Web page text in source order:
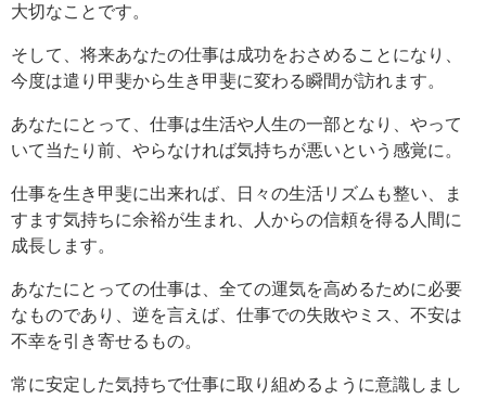
大切なことです。
そして、将来あなたの仕事は成功をおさめることになり、
今度は遣り甲斐から生き甲斐に変わる瞬間が訪れます。
あなたにとって、仕事は生活や人生の一部となり、やって
いて当たり前、やらなければ気持ちが悪いという感覚に。
仕事を生き甲斐に出来れば、日々の生活リズムも整い、ま
すます気持ちに余裕が生まれ、人からの信頼を得る人間に
成長します。
あなたにとっての仕事は、全ての運気を高めるために必要
なものであり、逆を言えば、仕事での失敗やミス、不安は
不幸を引き寄せるもの。
常に安定した気持ちで仕事に取り組めるように意識しまし